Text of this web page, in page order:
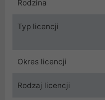
Rodzina
Typ licencji
Okres licencji
Rodzaj licencji